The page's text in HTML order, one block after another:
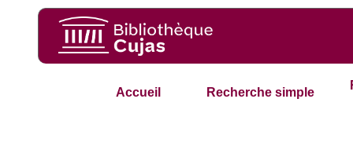
Accueil Recherche simple